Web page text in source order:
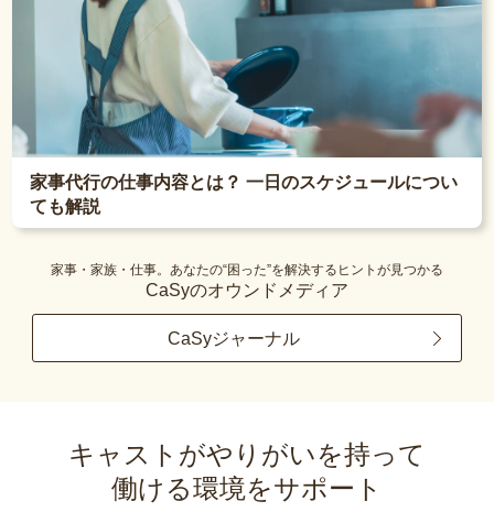
家事代行の仕事内容とは？ 一日のスケジュールについ
ても解説
家事・家族・仕事。あなたの“困った”を解決するヒントが見つかる
CaSyのオウンドメディア
CaSyジャーナル
キャストがやりがいを持って
働ける環境をサポート